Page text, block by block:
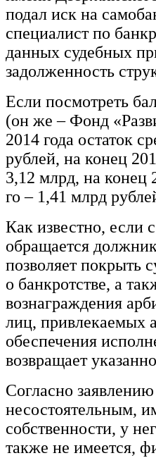
подал иск на
специалист по
данных судебных
задолженность
Если посмотреть
(он же – Фонд
2014 года остаток
рублей, на конец
3,12 млрд, на конец
го – 1,41 млрд
Как известно, если
обращается
позволяет покрыть
о банкротстве, а
вознаграждения
лиц, привлекаемых
обеспечения
возвращает
Согласно
несостоятельным,
собственности, у
также не имеется,